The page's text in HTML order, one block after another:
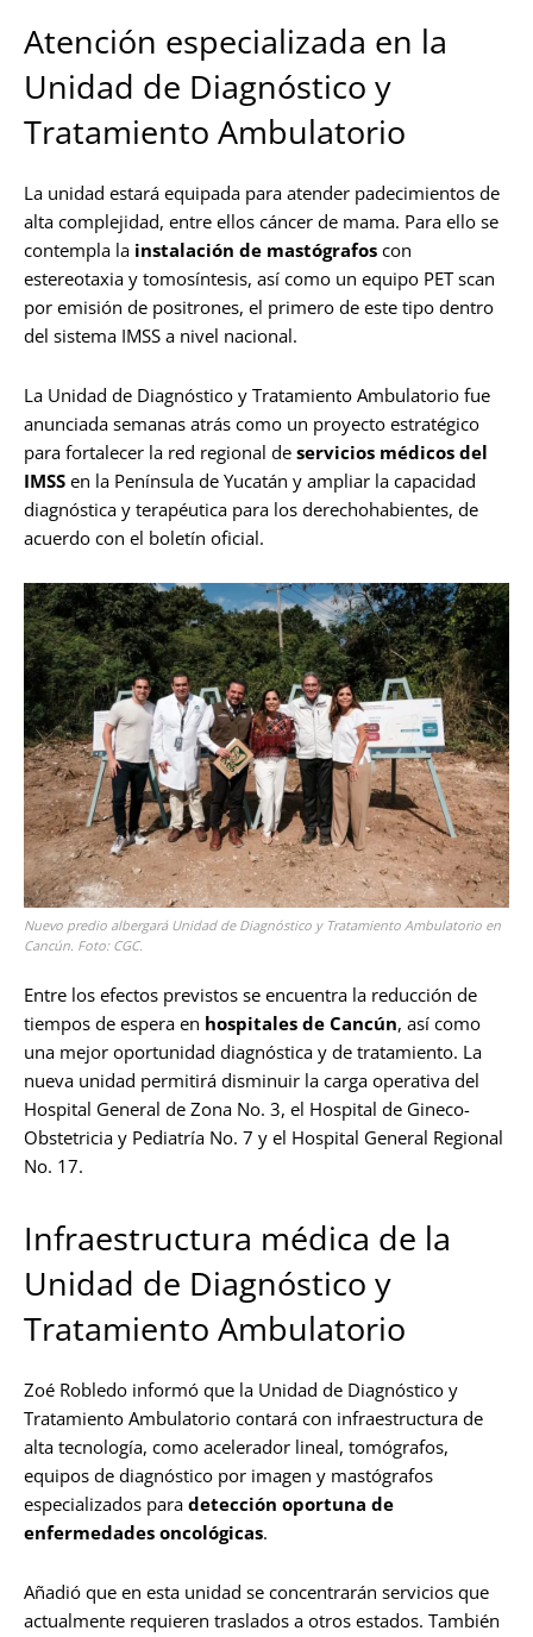
Atención especializada en la
Unidad de Diagnóstico y
Tratamiento Ambulatorio
La unidad estará equipada para atender padecimientos de
alta complejidad, entre ellos cáncer de mama. Para ello se
contempla la instalación de mastógrafos con
estereotaxia y tomosíntesis, así como un equipo PET scan
por emisión de positrones, el primero de este tipo dentro
del sistema IMSS a nivel nacional.
La Unidad de Diagnóstico y Tratamiento Ambulatorio fue
anunciada semanas atrás como un proyecto estratégico
para fortalecer la red regional de servicios médicos del
IMSS en la Península de Yucatán y ampliar la capacidad
diagnóstica y terapéutica para los derechohabientes, de
acuerdo con el boletín oficial.
Nuevo predio albergará Unidad de Diagnóstico y Tratamiento Ambulatorio en
Cancún. Foto: CGC.
Entre los efectos previstos se encuentra la reducción de
tiempos de espera en hospitales de Cancún, así como
una mejor oportunidad diagnóstica y de tratamiento. La
nueva unidad permitirá disminuir la carga operativa del
Hospital General de Zona No. 3, el Hospital de Gineco-
Obstetricia y Pediatría No. 7 y el Hospital General Regional
No. 17.
Infraestructura médica de la
Unidad de Diagnóstico y
Tratamiento Ambulatorio
Zoé Robledo informó que la Unidad de Diagnóstico y
Tratamiento Ambulatorio contará con infraestructura de
alta tecnología, como acelerador lineal, tomógrafos,
equipos de diagnóstico por imagen y mastógrafos
especializados para detección oportuna de
enfermedades oncológicas.
Añadió que en esta unidad se concentrarán servicios que
actualmente requieren traslados a otros estados. También